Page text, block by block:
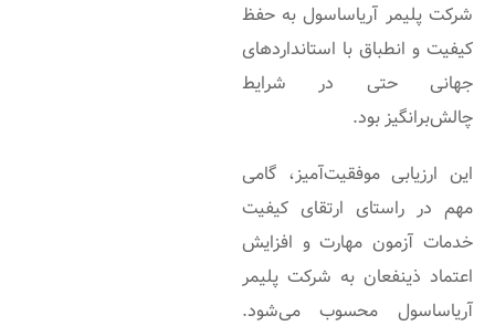
شرکت پلیمر آریاساسول به حفظ
کیفیت و انطباق با استانداردهای
جهانی حتی در شرایط
چالش‌برانگیز بود.
این ارزیابی موفقیت‌آمیز، گامی
مهم در راستای ارتقای کیفیت
خدمات آزمون مهارت و افزایش
اعتماد ذینفعان به شرکت پلیمر
آریاساسول محسوب می‌شود.